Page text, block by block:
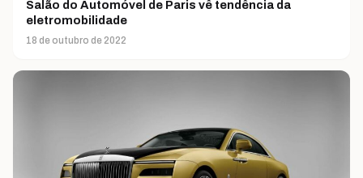
Salão do Automóvel de Paris vê tendência da
eletromobilidade
18 de outubro de 2022